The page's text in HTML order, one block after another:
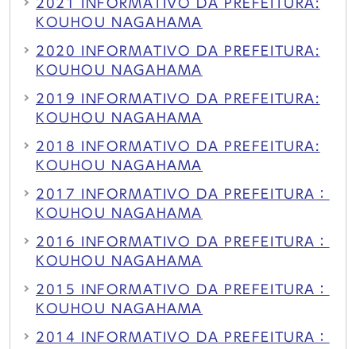
2021 INFORMATIVO DA PREFEITURA:
KOUHOU NAGAHAMA
2020 INFORMATIVO DA PREFEITURA:
KOUHOU NAGAHAMA
2019 INFORMATIVO DA PREFEITURA:
KOUHOU NAGAHAMA
2018 INFORMATIVO DA PREFEITURA:
KOUHOU NAGAHAMA
2017 INFORMATIVO DA PREFEITURA：
KOUHOU NAGAHAMA
2016 INFORMATIVO DA PREFEITURA：
KOUHOU NAGAHAMA
2015 INFORMATIVO DA PREFEITURA：
KOUHOU NAGAHAMA
2014 INFORMATIVO DA PREFEITURA：